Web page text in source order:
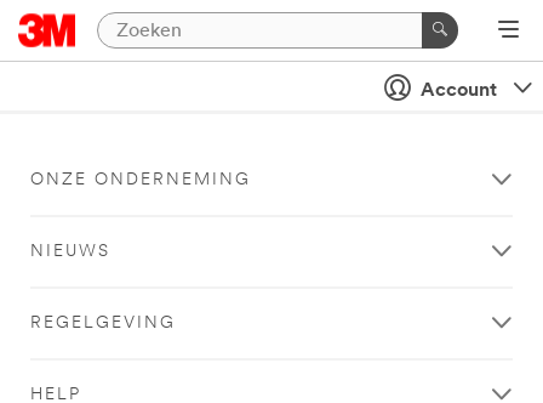
Account
ONZE ONDERNEMING
NIEUWS
REGELGEVING
HELP